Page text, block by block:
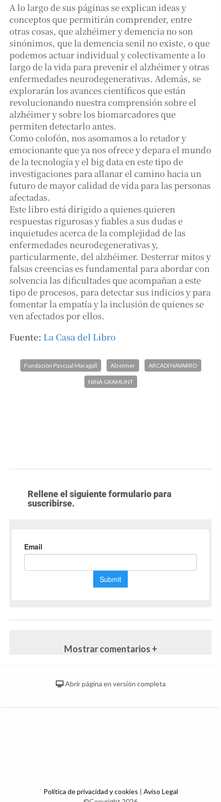
A lo largo de sus páginas se explican ideas y
conceptos que permitirán comprender, entre
otras cosas, que alzhéimer y demencia no son
sinónimos, que la demencia senil no existe, o que
podemos actuar individual y colectivamente a lo
largo de la vida para prevenir el alzhéimer y otras
enfermedades neurodegenerativas. Además, se
explorarán los avances científicos que están
revolucionando nuestra comprensión sobre el
alzhéimer y sobre los biomarcadores que
permiten detectarlo antes.
Como colofón, nos asomamos a lo retador y
emocionante que ya nos ofrece y depara el mundo
de la tecnología y el big data en este tipo de
investigaciones para allanar el camino hacia un
futuro de mayor calidad de vida para las personas
afectadas.
Este libro está dirigido a quienes quieren
respuestas rigurosas y fiables a sus dudas e
inquietudes acerca de la complejidad de las
enfermedades neurodegenerativas y,
particularmente, del alzhéimer. Desterrar mitos y
falsas creencias es fundamental para abordar con
solvencia las dificultades que acompañan a este
tipo de procesos, para detectar sus indicios y para
fomentar la empatía y la inclusión de quienes se
ven afectados por ellos.
Fuente: La Casa del Libro
Fundación Pascual Maragall Alzeimer ARCADI NAVARRO
NINA GRAMUNT
Rellene el siguiente formulario para
suscribirse.
Mostrar comentarios +
Abrir página en versión completa
Política de privacidad y cookies | Aviso Legal